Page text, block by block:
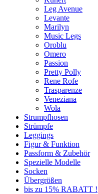
Leg Avenue
Levante
Marilyn
Music Legs
Oroblu
Omero
Passion
Pretty Polly
Rene Rofe
Trasparenze
Veneziana
Wola
Strumpfhosen
Strümpfe
Leggings
Figur & Funktion
Passform & Zubehör
Spezielle Modelle
Socken
Übergrößen
bis zu 15% RABATT !